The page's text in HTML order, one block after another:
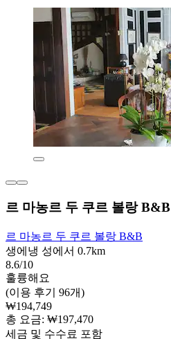
르 마농르 두 쿠르 볼랑 B&B
르 마농르 두 쿠르 볼랑 B&B
생에냉 성에서 0.7km
8.6/10
훌륭해요
(이용 후기 96개)
₩194,749
총 요금: ₩197,470
세금 및 수수료 포함